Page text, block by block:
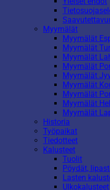
Myymälät
Myymälät
Myymälät
Myymälät
Myymälät
Myymälät
Myymälät
Myymälät
Myymälät
Myymälät
Historia
Työpaikat
Tiedotteet
Kalusteet
Tuolit
Pöydät,
Lasten
Ulkokalusteet